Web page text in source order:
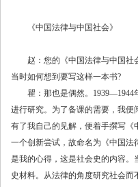
《中国法律与中国社会》
赵：您的《中国法律与中国社会
当时如何想到要写这样一本书?
瞿：那也是偶然。1939—1944年
进行研究。为了备课的需要，我
有了我自己的见解，便着手撰写
一个创新尝试，故命名为《中国
是我的心得，这是社会史的内容
史材料。从法律的角度研究社会而